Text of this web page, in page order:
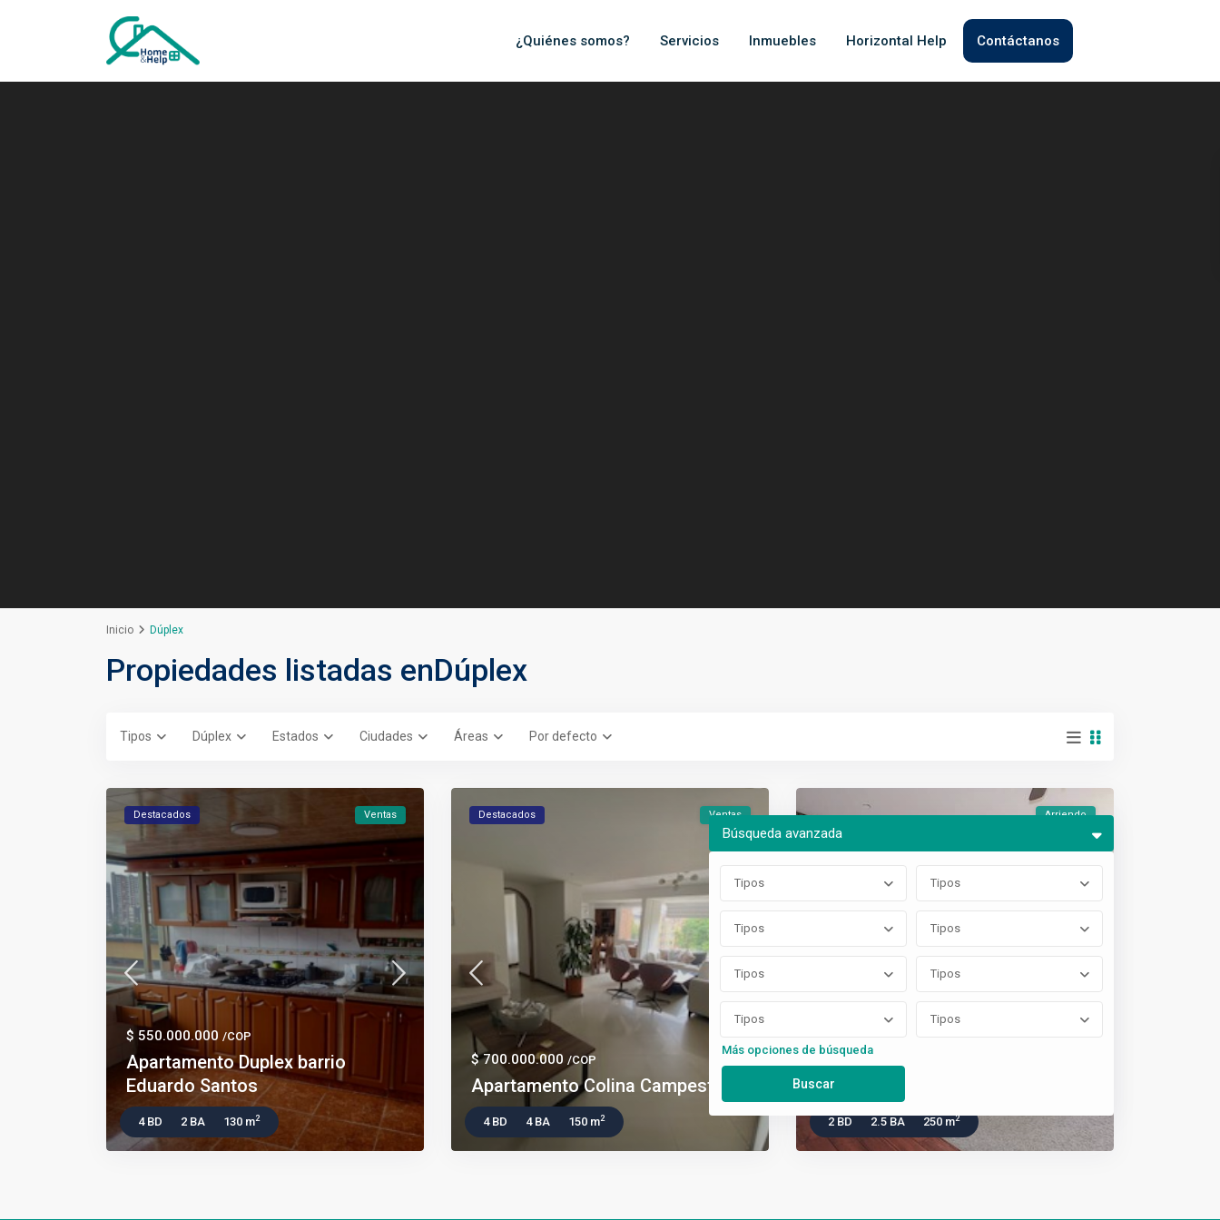
¿Quiénes somos? Servicios Inmuebles Horizontal Help Contáctanos
Búsqueda avanzada
Tipos Tipos
Tipos Tipos
Tipos Tipos
Tipos Tipos
Más opciones de búsqueda
Inicio Dúplex
Propiedades listadas enDúplex
Tipos Dúplex Estados Ciudades Áreas Por defecto
Destacados Ventas
$ 550.000.000 /COP
Apartamento Duplex barrio
Eduardo Santos
4 BD 2 BA 130 m2
Destacados Ventas
$ 700.000.000 /COP
Apartamento Colina Campestre
4 BD 4 BA 150 m2
Arriendo
$ 2.000
Modern penthouse apartment
2 BD 2.5 BA 250 m2